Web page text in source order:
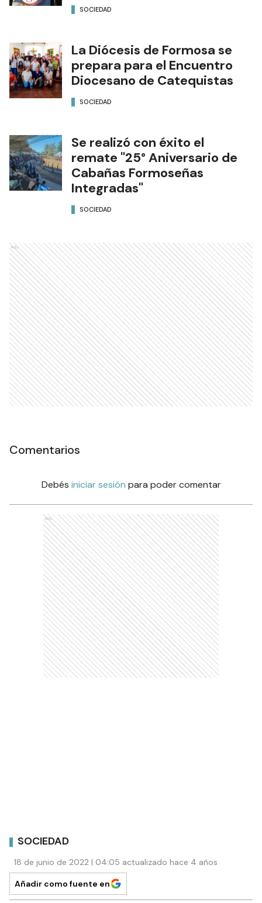
SOCIEDAD
La Diócesis de Formosa se
prepara para el Encuentro
Diocesano de Catequistas
SOCIEDAD
Se realizó con éxito el
remate "25° Aniversario de
Cabañas Formoseñas
Integradas"
SOCIEDAD
Ads
Comentarios
Debés iniciar sesión para poder comentar
Ads
SOCIEDAD
18 de junio de 2022 | 04:05 actualizado hace 4 años
Añadir como fuente en